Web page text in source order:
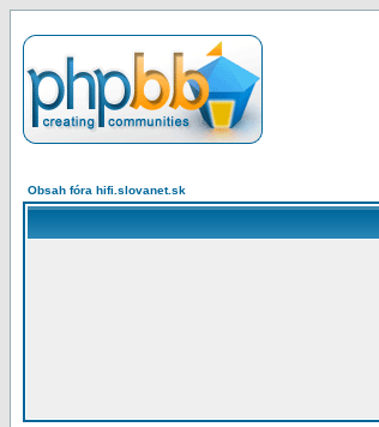
Obsah fóra hifi.slovanet.sk